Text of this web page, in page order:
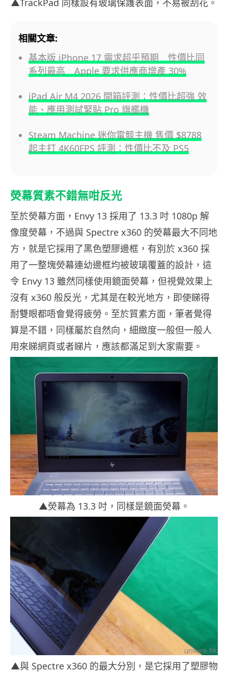
▲TrackPad 同樣設有玻璃保護表面，不易被刮花。
相關文章:
基本版 iPhone 17 需求超乎預期 性價比同
系列最高 Apple 要求供應商增產 30%
iPad Air M4 2026 開箱評測：性價比超強 效
能、應用測試緊貼 Pro 旗艦機
Steam Machine 迷你電競主機 售價 $8788
起主打 4K60FPS 評測：性價比不及 PS5
熒幕質素不錯無咁反光
至於熒幕方面，Envy 13 採用了 13.3 吋 1080p 解
像度熒幕，不過與 Spectre x360 的熒幕最大不同地
方，就是它採用了黑色塑膠邊框，有別於 x360 採
用了一整塊熒幕連幼邊框均被玻璃覆蓋的設計，這
令 Envy 13 雖然同樣使用鏡面熒幕，但視覺效果上
沒有 x360 般反光，尤其是在較光地方，即使睇得
耐雙眼都唔會覺得疲勞。至於質素方面，筆者覺得
算是不錯，同樣屬於自然向，細緻度一般但一般人
用來睇網頁或者睇片，應該都滿足到大家需要。
▲熒幕為 13.3 吋，同樣是鏡面熒幕。
▲與 Spectre x360 的最大分別，是它採用了塑膠物